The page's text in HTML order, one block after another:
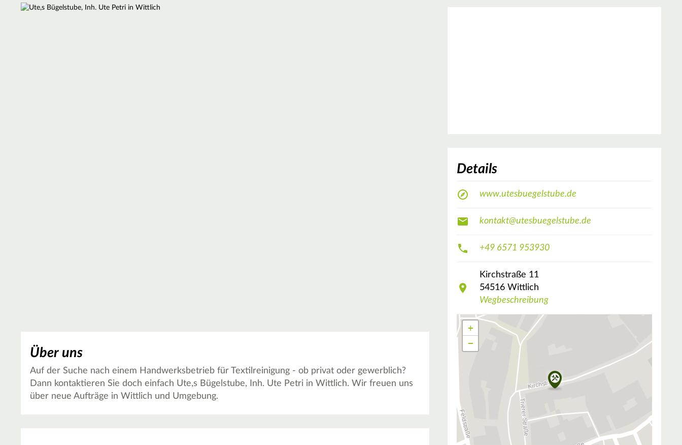
Über uns
Auf der Suche nach einem Handwerksbetrieb für Textilreinigung - ob privat oder gewerblich?
Dann kontaktieren Sie doch einfach Ute,s Bügelstube, Inh. Ute Petri in Wittlich. Wir freuen uns
über neue Aufträge in Wittlich und Umgebung.
Details
www.utesbuegelstube.de
kontakt@utesbuegelstube.de
+49 6571 953930
Kirchstraße 11
54516 Wittlich
Wegbeschreibung
+
−